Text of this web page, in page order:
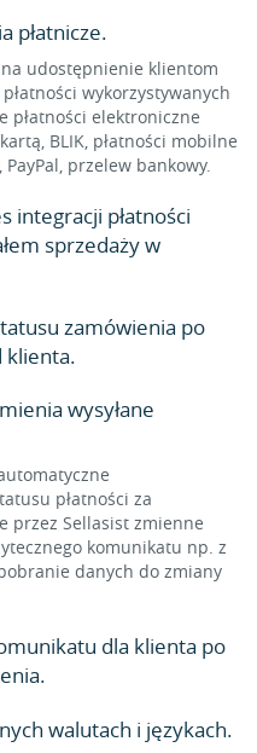
płatnicze.
udostępnienie klientom
wykorzystywanych
płatności elektroniczne
BLIK, płatności mobilne
PayPal, przelew bankowy.
integracji płatności
sprzedaży w
zamówienia po
klienta.
wysyłane
płatności za
przez Sellasist zmienne
komunikatu np. z
danych do zmiany
dla klienta po
walutach i językach.